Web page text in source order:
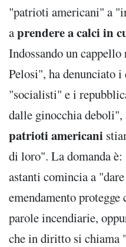
"patrioti americani" a
aprendere a calci in
Indossando un
Pelosi", ha denunciato
"socialisti" e i
dalle ginocchia deboli",
patrioti americani
di loro". La domanda
astanti comincia a
emendamento
parole incendiarie,
che in diritto si chiama